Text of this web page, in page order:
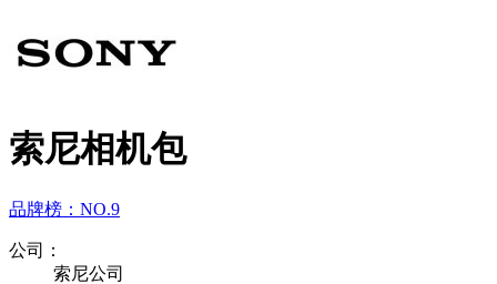
索尼相机包
品牌榜： NO.9
公司：
索尼公司